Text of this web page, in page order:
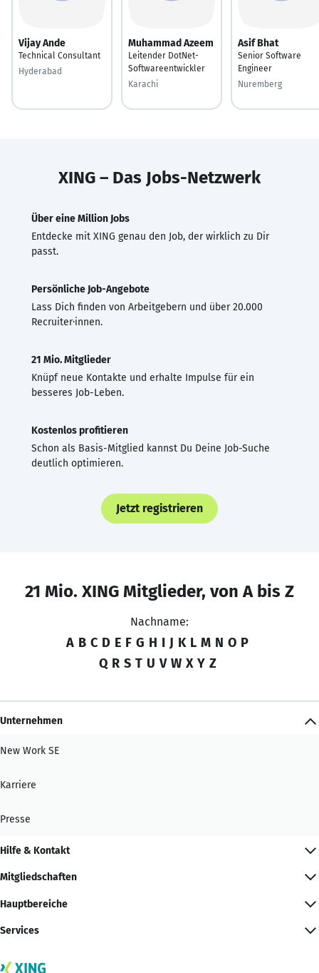
Vijay Ande
Technical Consultant
Hyderabad
Muhammad Azeem
Leitender DotNet-
Softwareentwickler
Karachi
Asif Bhat
Senior Software
Engineer
Nuremberg
XING – Das Jobs-Netzwerk
Über eine Million Jobs
Entdecke mit XING genau den Job, der wirklich zu Dir
passt.
Persönliche Job-Angebote
Lass Dich finden von Arbeitgebern und über 20.000
Recruiter·innen.
21 Mio. Mitglieder
Knüpf neue Kontakte und erhalte Impulse für ein
besseres Job-Leben.
Kostenlos profitieren
Schon als Basis-Mitglied kannst Du Deine Job-Suche
deutlich optimieren.
Jetzt registrieren
21 Mio. XING Mitglieder, von A bis Z
Nachname:
A B C D E F G H I J K L M N O P
Q R S T U V W X Y Z
Unternehmen
New Work SE
Karriere
Presse
Hilfe & Kontakt
Mitgliedschaften
Hauptbereiche
Services